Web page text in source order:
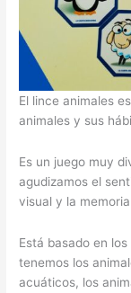
El lince animales
animales y sus
Es un juego muy
agudizamos el
visual y la
Está basado en
tenemos los
acuáticos, los